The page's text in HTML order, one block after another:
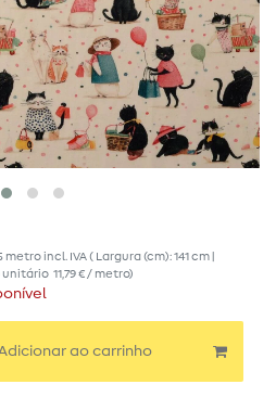
metro incl. IVA( Largura (cm): 141 cm |
unitário 11,79 € / metro)
ao carrinho